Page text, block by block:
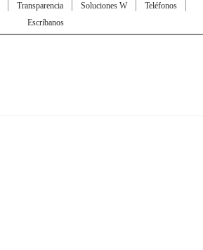
Transparencia Soluciones W
Teléfonos
Escríbanos